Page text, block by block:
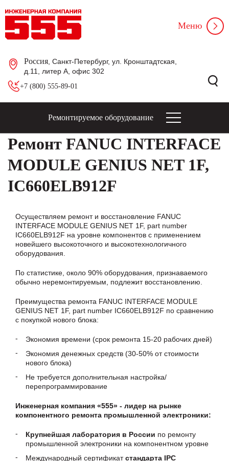
Россия , Санкт-Петербург, ул. Кронштадтская,
д.11, литер А, офис 302
+7 (800) 555-89-01
Меню
Ремонтируемое оборудование
Ремонт FANUC INTERFACE
MODULE GENIUS NET 1F,
IC660ELB912F
Осуществляем ремонт и восстановление FANUC
INTERFACE MODULE GENIUS NET 1F, part number
IC660ELB912F на уровне компонентов с применением
новейшего высокоточного и высокотехнологичного
оборудования.
По статистике, около 90% оборудования, признаваемого
обычно неремонтируемым, подлежит восстановлению.
Преимущества ремонта FANUC INTERFACE MODULE
GENIUS NET 1F, part number IC660ELB912F по сравнению
с покупкой нового блока:
Экономия времени (срок ремонта 15-20 рабочих дней)
Экономия денежных средств (30-50% от стоимости
нового блока)
Не требуется дополнительная настройка/
перепрограммирование
Инженерная компания «555» - лидер на рынке
компонентного ремонта промышленной электроники:
Крупнейшая лаборатория в России по ремонту
промышленной электроники на компонентном уровне
Международный сертификатстандарта IPC